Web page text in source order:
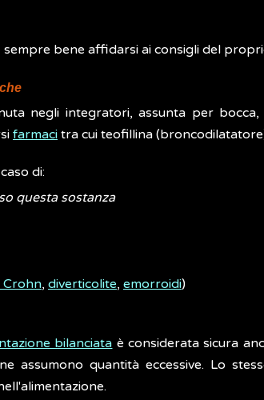
bene affidarsi ai consigli del
negli integratori, assunta per
farmaci tra cui teofillina
di:
questa sostanza
Crohn, diverticolite, emorroidi)
bilanciata è considerata sicura
assumono quantità eccessive. Lo